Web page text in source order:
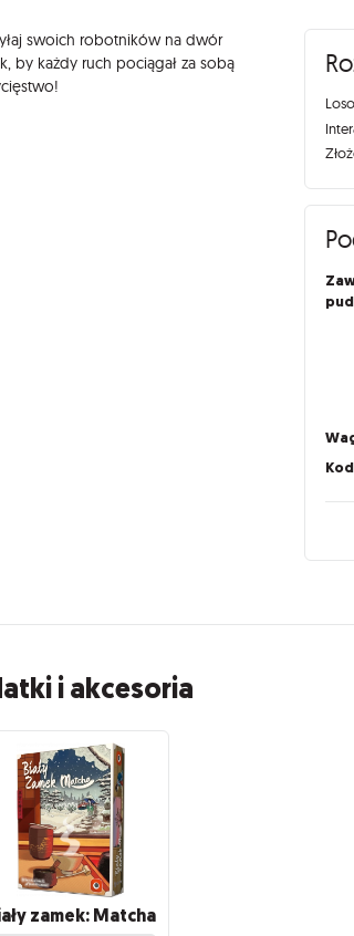
swoich robotników na dwór
by każdy ruch pociągał za sobą
i akcesoria
zamek:Matcha